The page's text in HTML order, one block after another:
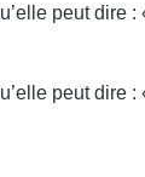
peut dire :
peut dire :